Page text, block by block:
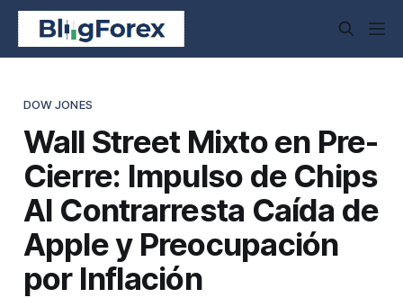
DOW JONES
Wall Street Mixto en Pre-
Cierre: Impulso de Chips
AI Contrarresta Caída de
Apple y Preocupación
por Inflación